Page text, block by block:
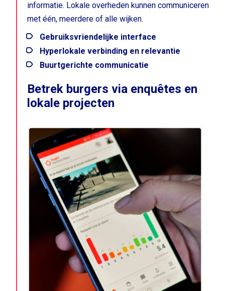
informatie. Lokale overheden kunnen communiceren
met één, meerdere of alle wijken.
Gebruiksvriendelijke interface
Hyperlokale verbinding en relevantie
Buurtgerichte communicatie
Betrek burgers via enquêtes en
lokale projecten